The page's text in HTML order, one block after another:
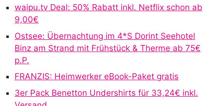
t waipu.tv Deal: 50% Rabatt inkl. Netflix schon ab
9,00€
Ostsee: Übernachtung im 4*S Dorint Seehotel
Binz am Strand mit Frühstück & Therme ab 75€
p.P.
FRANZIS: Heimwerker eBook-Paket gratis
3er Pack Benetton Undershirts für 33,24€ inkl.